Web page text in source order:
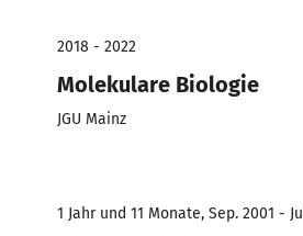
2018 - 2022
Molekulare Biologie
JGU Mainz
1 Jahr und 11 Monate, Sep. 2001 -